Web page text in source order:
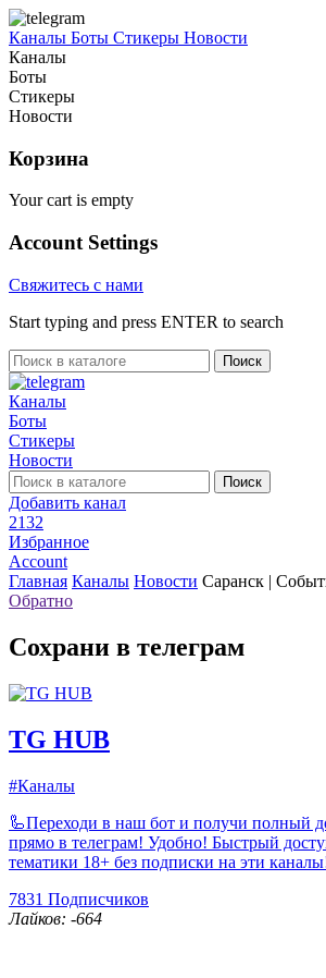
Каналы Боты Стикеры Новости
Каналы
Боты
Стикеры
Новости
Корзина
Your cart is empty
Account Settings
Свяжитесь с нами
Start typing and press ENTER to search
Поиск
Каналы
Боты
Стикеры
Новости
Поиск
Добавить канал
2132
Избранное
Account
Главная Каналы Новости Саранск |
Обратно
Сохрани в телеграм
TG HUB
#Каналы
🦾Переходи в наш бот и получи полный
прямо в телеграм! Удобно! Быстрый
тематики 18+ без подписки на эти
7831 Подписчиков
Лайков: -664